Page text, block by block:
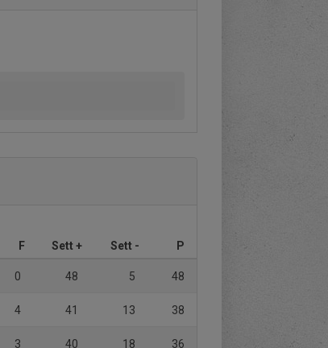
F Sett + Sett - P
0 48 5 48
4 41 13 38
3 40 18 36